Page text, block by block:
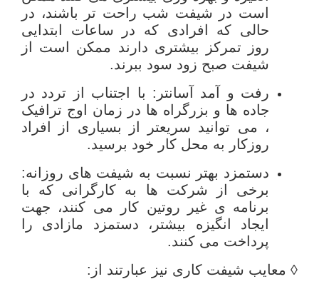
است در شیفت شب راحت تر باشند، در
حالی که افرادی که در ساعات ابتدایی
روز تمرکز بیشتری دارند ممکن است از
شیفت صبح زود سود ببرند.
رفت و آمد آسانتر: با اجتناب از تردد در
جاده ها و بزرگراه ها در زمان اوج ترافیک
، می توانید سریعتر از بسیاری از افراد
روزکار به محل کار خود برسید.
دستمزد بهتر نسبت به شیفت های روزانه:
برخی از شرکت ها به کارگرانی که با
برنامه ی غیر روتین کار می کنند، جهت
ایجاد انگیزه بیشتر، دستمزد مازادی را
پرداخت می کنند.
◊ معایب شیفت کاری نیز عبارتند از: